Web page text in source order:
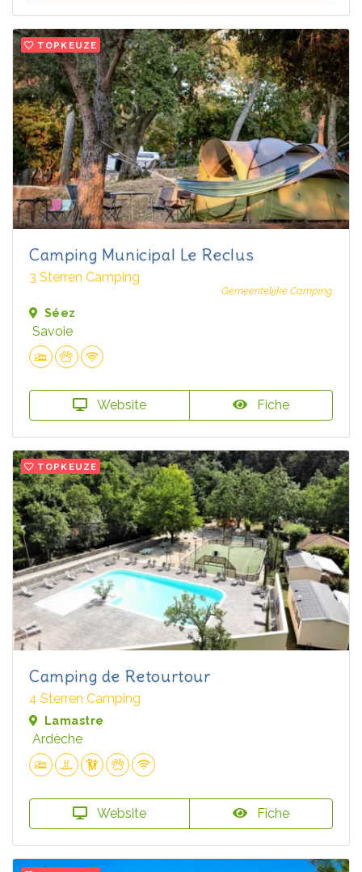
TOPKEUZE
Camping Municipal Le Reclus
3 Sterren Camping
Gemeentelijke Camping
Séez
Savoie
Website Fiche
TOPKEUZE
Camping de Retourtour
4 Sterren Camping
Lamastre
Ardèche
Website Fiche